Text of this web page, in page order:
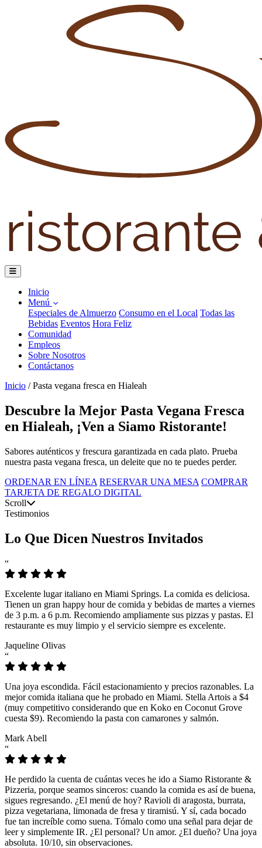
Inicio
Menú
Especiales de Almuerzo Consumo en el Local Todas las
Bebidas Eventos Hora Feliz
Comunidad
Empleos
Sobre Nosotros
Contáctanos
Inicio / Pasta vegana fresca en Hialeah
Descubre la Mejor Pasta Vegana Fresca
en Hialeah, ¡Ven a Siamo Ristorante!
Sabores auténticos y frescura garantizada en cada plato. Prueba
nuestra pasta vegana fresca, un deleite que no te puedes perder.
ORDENAR EN LÍNEA RESERVAR UNA MESA COMPRAR
TARJETA DE REGALO DIGITAL
Scroll
Testimonios
Lo Que Dicen Nuestros Invitados
“
Excelente lugar italiano en Miami Springs. La comida es deliciosa.
Tienen un gran happy hour de comida y bebidas de martes a viernes
de 3 p.m. a 6 p.m. Recomiendo ampliamente sus pizzas y pastas. El
restaurante es muy limpio y el servicio siempre es excelente.
Jaqueline Olivas
“
Una joya escondida. Fácil estacionamiento y precios razonables. La
mejor comida italiana que he probado en Miami. Stella Artois a $4
(muy competitivo considerando que en Koko en Coconut Grove
cuesta $9). Recomiendo la pasta con camarones y salmón.
Mark Abell
“
He perdido la cuenta de cuántas veces he ido a Siamo Ristorante &
Pizzeria, porque seamos sinceros: cuando la comida es así de buena,
sigues regresando. ¿El menú de hoy? Ravioli di aragosta, burrata,
pizza vegetariana, limonada de fresa y tiramisú. Y sí, cada bocado
fue tan increíble como suena. Tómalo como una señal para dejar de
leer y simplemente IR. ¿El personal? Un amor. ¿El dueño? Una joya
absoluta. 10/10, sin observaciones.